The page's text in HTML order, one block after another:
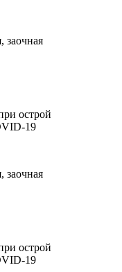
заочная
острой
19
заочная
острой
19